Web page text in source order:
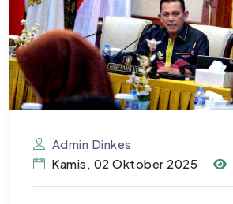
Admin Dinkes
Kamis, 02 Oktober 2025